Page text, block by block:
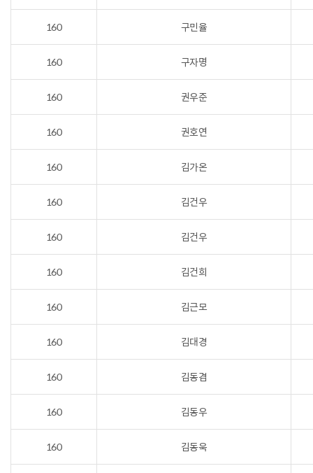
160 구민율
160 구자명
160 권우준
160 권호연
160 김가온
160 김건우
160 김건우
160 김건희
160 김근모
160 김대경
160 김동겸
160 김동우
160 김동욱